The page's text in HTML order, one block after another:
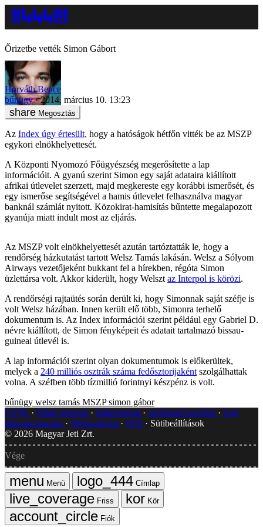
Őrizetbe vették Simon Gábort
Horváth Bence
bűnügy
2014. március 10. 13:23
Megosztás
Az Index úgy értesült, hogy a hatóságok hétfőn vitték be az MSZP
egykori elnökhelyettesét.
A Központi Nyomozó Főügyészség megerősítette a lap
információit. A gyanú szerint Simon egy saját adataira kiállított
afrikai útlevelet szerzett, majd megkereste egy korábbi ismerősét, és
egy ismerőse segítségével a hamis útlevelet felhasználva magyar
banknál számlát nyitott. Közokirat-hamisítás bűntette megalapozott
gyanúja miatt indult most az eljárás.
Az MSZP volt elnökhelyettesét azután tartóztatták le, hogy a
rendőrség házkutatást tartott Welsz Tamás lakásán. Welsz a Sólyom
Airways vezetőjeként bukkant fel a hírekben, régóta Simon
üzlettársa volt. Akkor kiderült, hogy Welszt az Interpol is körözi.
A rendőrségi rajtaütés során derült ki, hogy Simonnak saját széfje is
volt Welsz házában. Innen került elő több, Simonra terhelő
dokumentum is. Az Index információi szerint például egy Gabriel D.
névre kiállított, de Simon fényképeit és adatait tartalmazó bissau-
guineai útlevél is.
A lap információi szerint olyan dokumentumok is előkerültek,
melyek a 240 milliós osztrák száma fedősztorijaként szolgálhattak
volna. A széfben több tízmillió forintnyi készpénz is volt.
bűnügy welsz tamás MSZP simon gábor
GYIK
Hibát jelentek Impresszum Javítások kezelése
Jogi
dokumentumok
Médiaajánlat RSS
Sütibeállítások
© 2026 Magyar Jeti Zrt.
Vége
Menü
Címlap
Friss
Kör
Fiók